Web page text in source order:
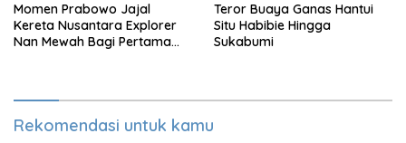
Momen Prabowo Jajal
Kereta Nusantara Explorer
Nan Mewah Bagi Pertama
Teror Buaya Ganas Hantui
Situ Habibie Hingga
Sukabumi
Rekomendasi untuk kamu